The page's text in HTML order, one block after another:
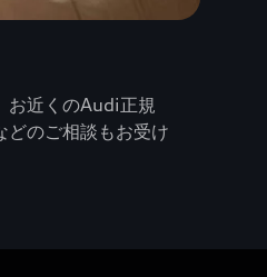
お近くのAudi正規
どのご相談もお受け